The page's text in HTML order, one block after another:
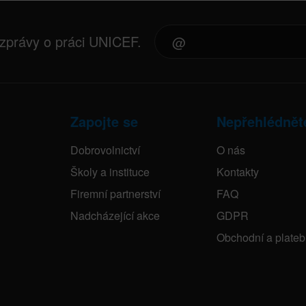
o práci UNICEF.
Zapojte se
Dobrovolnictví
Školy a instituce
Firemní partnerství
Nadcházející akce
O nás
Kontakty
FAQ
GDPR
Obchodní a